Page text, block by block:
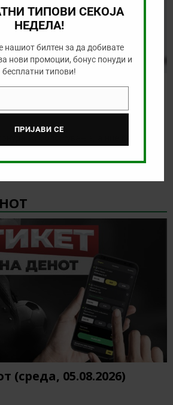
21:15)
– РЕЈКАВИК
за обложување, а ние ќе го
исландската лига
(среда, 05.08.2026)
ТИПОВИ СЕКОЈА
НЕДЕЛА!
нашиот билтен за да добивате
нови промоции, бонус понуди и
бесплатни типови!
ПРИЈАВИ СЕ